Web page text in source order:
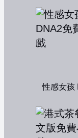
性感女孩